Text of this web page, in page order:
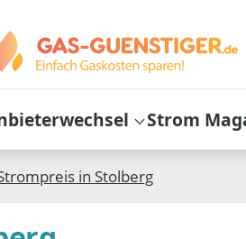
Strom
in Stolberg